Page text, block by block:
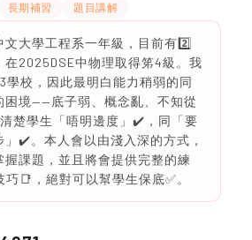
長期補習 題目講解
文大學工程系一年級，目前有2️⃣
在2025DSE中物理取得笫4級。我
學校，因此最明白能力稍弱的同
困境——底子弱、概念亂、不知從
清楚學生「唔明邊度」✔️，同「要
」✔️。本人會以由淺入深的方式，
握課題，並且將會提供完整的練
📑，絕對可以幫學生保底✅️。